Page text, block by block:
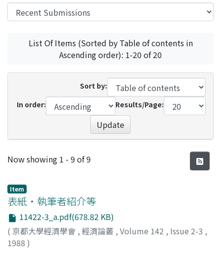
List Of Items (Sorted by Table of contents in
Ascending order): 1-20 of 20
Sort by:
In order:
Results/Page:
Update
Recent Submissions
Now showing 1 - 9 of 9
Item
表紙・執筆者紹介等
11422-3_a.pdf(678.82 KB)
( 京都大學經濟學會 , 經濟論叢 , Volume 142 , Issue 2-3 ,
1988 )